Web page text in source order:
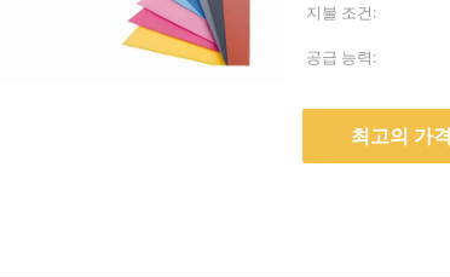
지불 조건:
공급 능력:
최고의 가격